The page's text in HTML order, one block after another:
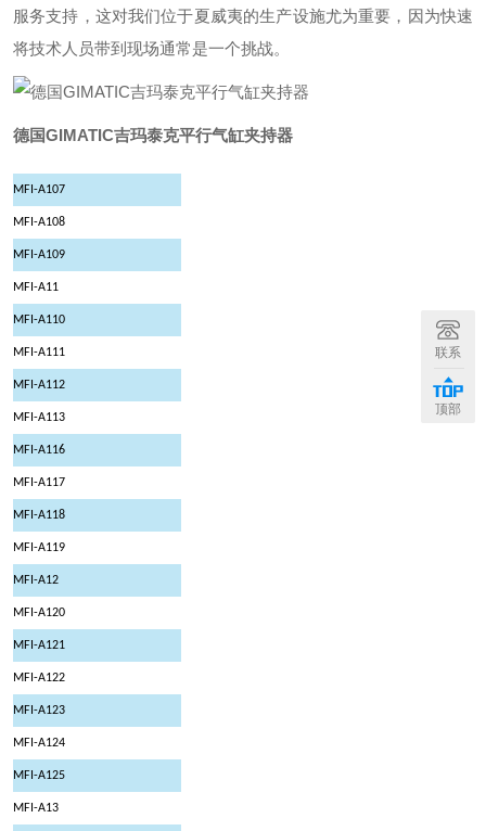
服务支持，这对我们位于夏威夷的生产设施尤为重要，因为快速
将技术人员带到现场通常是一个挑战。
德国GIMATIC吉玛泰克平行气缸夹持器
MFI-A107
MFI-A108
MFI-A109
MFI-A11
MFI-A110
MFI-A111
MFI-A112
MFI-A113
MFI-A116
MFI-A117
MFI-A118
MFI-A119
MFI-A12
MFI-A120
MFI-A121
MFI-A122
MFI-A123
MFI-A124
MFI-A125
MFI-A13
联系
顶部